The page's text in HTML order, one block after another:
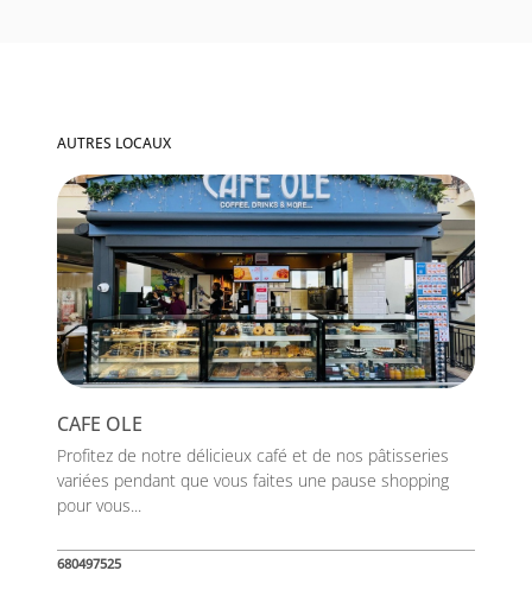
AUTRES LOCAUX
CAFE OLE
Profitez de notre délicieux café et de nos pâtisseries
variées pendant que vous faites une pause shopping
pour vous...
680497525